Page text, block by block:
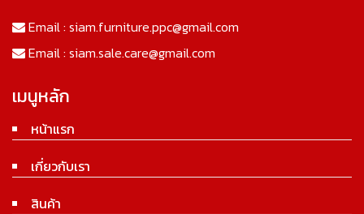
Email : siam.furniture.ppc@gmail.com
Email : siam.sale.care@gmail.com
เมนูหลัก
หน้าแรก
เกี่ยวกับเรา
สินค้า